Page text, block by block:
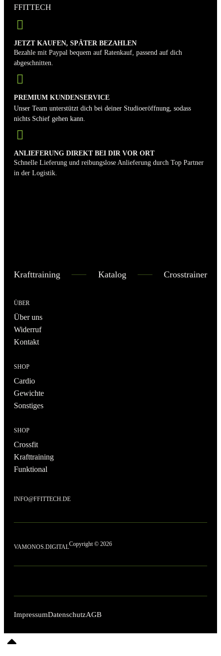
FFITTECH
JETZT KAUFEN, SPÄTER BEZAHLEN
Bezahle mit Paypal bequem auf Ratenkauf, passend auf dich
abgeschnitten.
PREMIUM KUNDENSERVICE
Unser Team unterstützt dich bei deiner Studioeröffnung, sodass
nichts Schief gehen kann.
ANLIEFERUNG DIREKT BEI DIR VOR ORT
Schnelle Lieferung und reibungslose Anlieferung durch Top Partner
in der Logistik.
Krafttraining Katalog Crosstrainer
ÜBER
Über uns
Widerruf
Kontakt
SHOP
Cardio
Gewichte
Sonstiges
SHOP
Crossfit
Krafttraining
Funktional
INFO@FFITTECH.DE
VAMONOS.DIGITALCopyright © 2026
ImpressumDatenschutzAGB